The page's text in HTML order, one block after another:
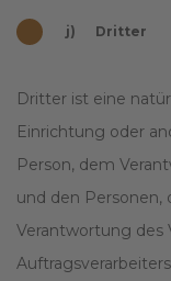
j) Dritter
Dritter ist eine
Einrichtung oder
Person, dem
und den
Verantwortung des